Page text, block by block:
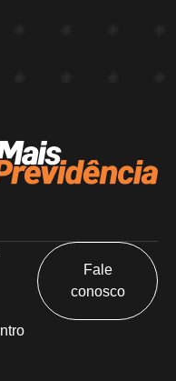
Fale
conosco